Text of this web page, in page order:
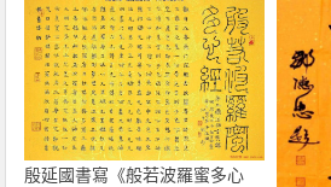
殷延國書寫《般若波羅蜜多心